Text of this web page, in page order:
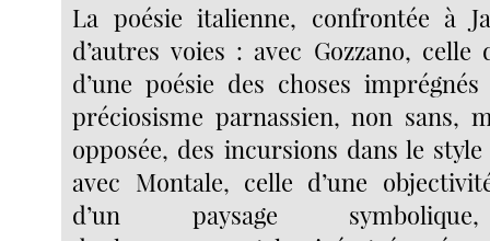
La poésie italienne, confrontée à
d’autres voies : avec Gozzano, celle
d’une poésie des choses
préciosisme parnassien, non sans,
opposée, des incursions dans le style
avec Montale, celle d’une
d’un paysage